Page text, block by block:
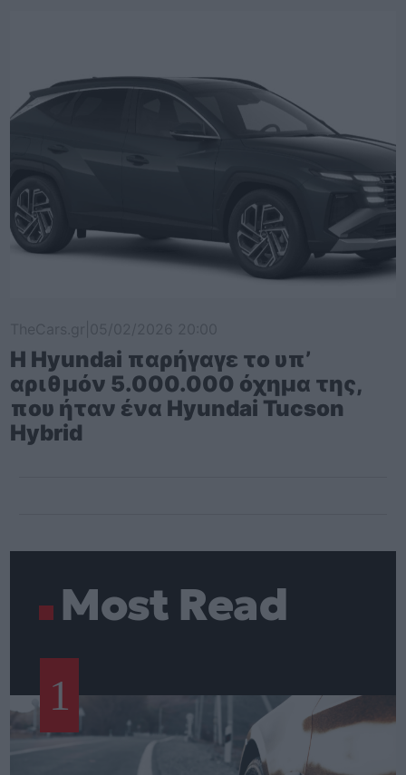
Η Hyundai παρήγαγε το υπ’
αριθμόν 5.000.000 όχημα της,
που ήταν ένα Hyundai Tucson
Hybrid
Most Read
1